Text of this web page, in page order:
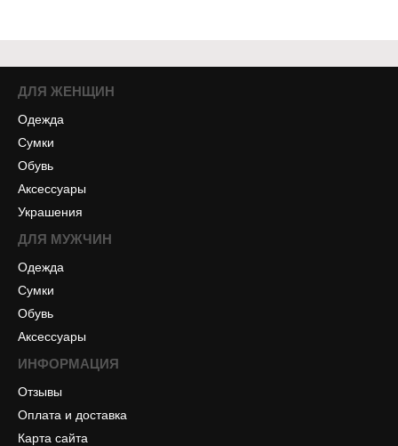
ДЛЯ ЖЕНЩИН
Одежда
Сумки
Обувь
Аксессуары
Украшения
ДЛЯ МУЖЧИН
Одежда
Сумки
Обувь
Аксессуары
ИНФОРМАЦИЯ
Отзывы
Оплата и доставка
Карта сайта